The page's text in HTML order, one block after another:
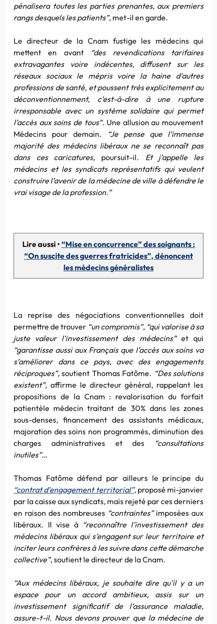
pénalisera toutes les parties prenantes, aux premiers
rangs desquels les patients”, met-il en garde.
Le directeur de la Cnam fustige les médecins qui
mettent en avant
“des revendications tarifaires
extravagantes voire indécentes, diffusent sur les
réseaux sociaux le mépris voire la haine d’autres
professions de santé, et poussent très explicitement au
déconventionnement, c’est-à-dire à une rupture
irresponsable avec un système solidaire qui permet
l’accès aux soins de tous”. Une allusion au mouvement
Médecins pour demain.
“Je pense que l’immense
majorité des médecins libéraux ne se reconnaît pas
dans ces caricatures, poursuit-il. Et j’appelle les
médecins et les syndicats représentatifs qui veulent
construire l’avenir de la médecine de ville à défendre le
vrai visage de la profession.”
Lire aussi • “Mise en concurrence” des soignants :
“On suscite des guerres fratricides”, dénoncent
les médecins généralistes
La reprise des négociations conventionnelles doit
permettre de trouver “un compromis”, “qui valorise à sa
juste valeur l’investissement des médecins”et qui
“garantisse aussi aux Français que l’accès aux soins va
s’améliorer dans ce pays, avec des engagements
réciproques”, soutient Thomas Fatôme. “Des solutions
existent”, affirme le directeur général, rappelant les
propositions de la Cnam : revalorisation du forfait
patientèle médecin traitant de 30% dans les zones
sous-denses, financement des assistants médicaux,
majoration des soins non programmés, diminution des
charges administratives et des
“consultations
inutiles”…
Thomas Fatôme défend par ailleurs le principe du
“contrat d’engagement territorial”,proposé mi-janvier
par la caisse aux syndicats, mais rejeté par ces derniers
en raison des nombreuses “contraintes”imposées aux
libéraux. Il vise à “reconnaître l’investissement des
médecins libéraux qui s’engagent sur leur territoire et
inciter leurs confrères à les suivre dans cette démarche
collective”,soutient le directeur de la Cnam.
“Aux médecins libéraux, je souhaite dire qu’il y a un
espace pour un accord ambitieux, assis sur un
investissement significatif de l’assurance maladie,
assure-t-il. Nous devons prouver que la médecine de